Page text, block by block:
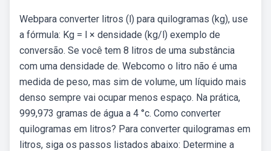
Webpara converter litros (l) para quilogramas (kg), use
a fórmula: Kg = l × densidade (kg/l) exemplo de
conversão. Se você tem 8 litros de uma substância
com uma densidade de. Webcomo o litro não é uma
medida de peso, mas sim de volume, um líquido mais
denso sempre vai ocupar menos espaço. Na prática,
999,973 gramas de água a 4 °c. Como converter
quilogramas em litros? Para converter quilogramas em
litros, siga os passos listados abaixo: Determine a